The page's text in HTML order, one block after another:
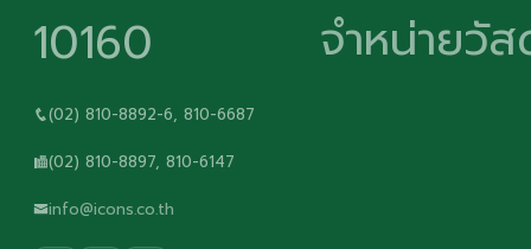
10160
(02) 810-8892-6, 810-6687
(02) 810-8897, 810-6147
info@icons.co.th
จำหน่ายวั